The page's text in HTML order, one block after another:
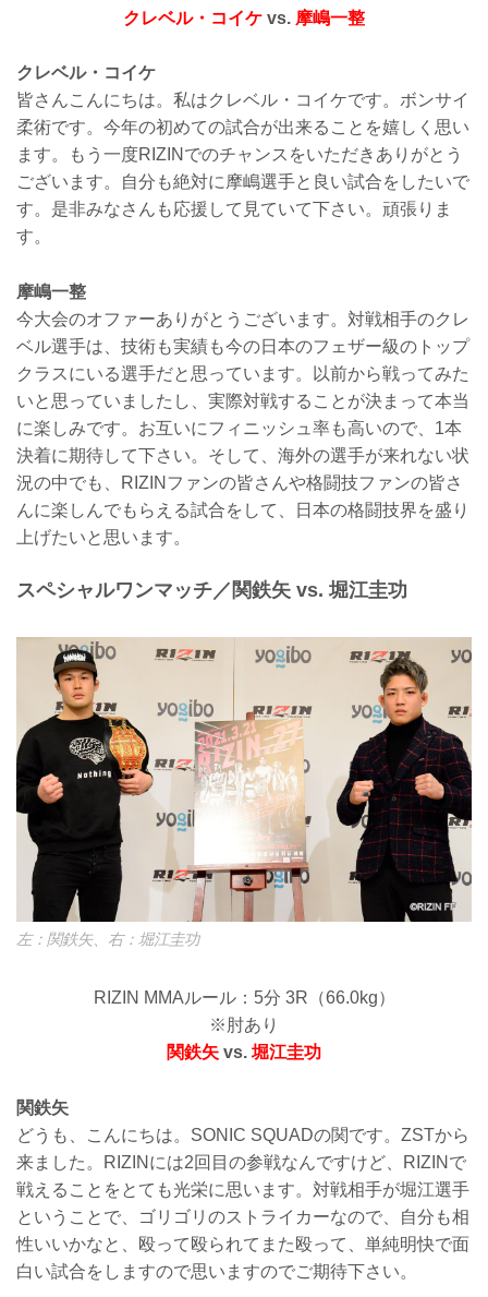
クレベル・コイケ vs. 摩嶋一整
クレベル・コイケ
皆さんこんにちは。私はクレベル・コイケです。ボンサイ
柔術です。今年の初めての試合が出来ることを嬉しく思い
ます。もう一度RIZINでのチャンスをいただきありがとう
ございます。自分も絶対に摩嶋選手と良い試合をしたいで
す。是非みなさんも応援して見ていて下さい。頑張りま
す。
摩嶋一整
今大会のオファーありがとうございます。対戦相手のクレ
ベル選手は、技術も実績も今の日本のフェザー級のトップ
クラスにいる選手だと思っています。以前から戦ってみた
いと思っていましたし、実際対戦することが決まって本当
に楽しみです。お互いにフィニッシュ率も高いので、1本
決着に期待して下さい。そして、海外の選手が来れない状
況の中でも、RIZINファンの皆さんや格闘技ファンの皆さ
んに楽しんでもらえる試合をして、日本の格闘技界を盛り
上げたいと思います。
スペシャルワンマッチ／関鉄矢 vs. 堀江圭功
左：関鉄矢、右：堀江圭功
RIZIN MMAルール：5分 3R（66.0kg）
※肘あり
関鉄矢 vs. 堀江圭功
関鉄矢
どうも、こんにちは。SONIC SQUADの関です。ZSTから
来ました。RIZINには2回目の参戦なんですけど、RIZINで
戦えることをとても光栄に思います。対戦相手が堀江選手
ということで、ゴリゴリのストライカーなので、自分も相
性いいかなと、殴って殴られてまた殴って、単純明快で面
白い試合をしますので思いますのでご期待下さい。